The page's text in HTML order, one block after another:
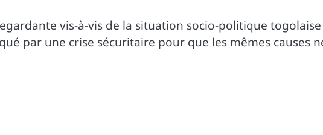
vis-à-vis de la situation socio-politique togolaise
par une crise sécuritaire pour que les mêmes causes